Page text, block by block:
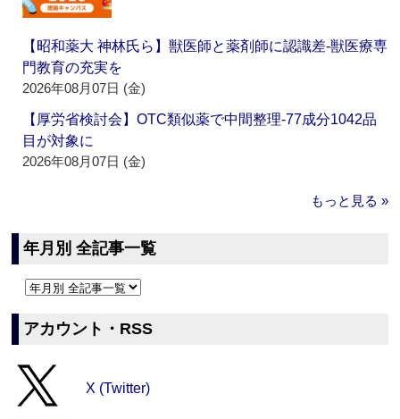
【昭和薬大 神林氏ら】獣医師と薬剤師に認識差‐獣医療専
門教育の充実を
2026年08月07日 (金)
【厚労省検討会】OTC類似薬で中間整理‐77成分1042品
目が対象に
2026年08月07日 (金)
もっと見る »
年月別 全記事一覧
アカウント・RSS
X (Twitter)